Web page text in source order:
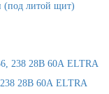
(под литой щит)
28В 60А ELTRA